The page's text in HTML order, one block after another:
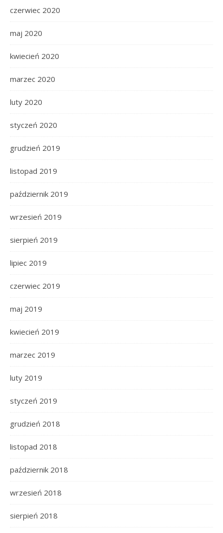
czerwiec 2020
maj 2020
kwiecień 2020
marzec 2020
luty 2020
styczeń 2020
grudzień 2019
listopad 2019
październik 2019
wrzesień 2019
sierpień 2019
lipiec 2019
czerwiec 2019
maj 2019
kwiecień 2019
marzec 2019
luty 2019
styczeń 2019
grudzień 2018
listopad 2018
październik 2018
wrzesień 2018
sierpień 2018